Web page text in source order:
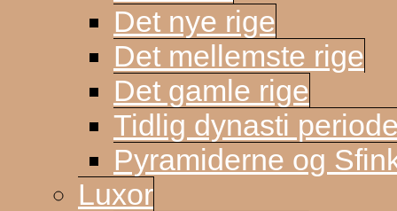
Det nye rige
Det mellemste rige
Det gamle rige
Tidlig dynasti
Pyramiderne og
Luxor